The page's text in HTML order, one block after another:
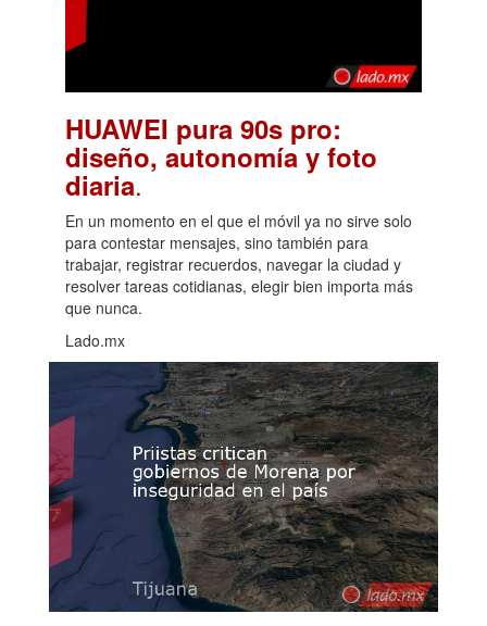
HUAWEI pura 90s pro:
diseño, autonomía y foto
diaria.
En un momento en el que el móvil ya no sirve solo
para contestar mensajes, sino también para
trabajar, registrar recuerdos, navegar la ciudad y
resolver tareas cotidianas, elegir bien importa más
que nunca.
Lado.mx